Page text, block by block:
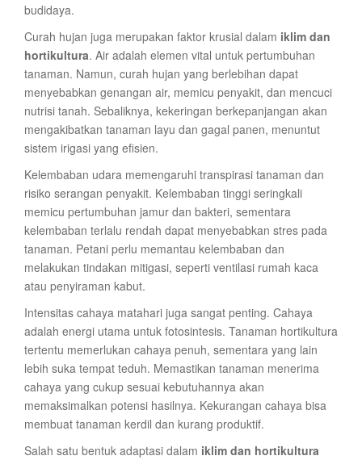
budidaya.
Curah hujan juga merupakan faktor krusial dalam iklim dan
hortikultura. Air adalah elemen vital untuk pertumbuhan
tanaman. Namun, curah hujan yang berlebihan dapat
menyebabkan genangan air, memicu penyakit, dan mencuci
nutrisi tanah. Sebaliknya, kekeringan berkepanjangan akan
mengakibatkan tanaman layu dan gagal panen, menuntut
sistem irigasi yang efisien.
Kelembaban udara memengaruhi transpirasi tanaman dan
risiko serangan penyakit. Kelembaban tinggi seringkali
memicu pertumbuhan jamur dan bakteri, sementara
kelembaban terlalu rendah dapat menyebabkan stres pada
tanaman. Petani perlu memantau kelembaban dan
melakukan tindakan mitigasi, seperti ventilasi rumah kaca
atau penyiraman kabut.
Intensitas cahaya matahari juga sangat penting. Cahaya
adalah energi utama untuk fotosintesis. Tanaman hortikultura
tertentu memerlukan cahaya penuh, sementara yang lain
lebih suka tempat teduh. Memastikan tanaman menerima
cahaya yang cukup sesuai kebutuhannya akan
memaksimalkan potensi hasilnya. Kekurangan cahaya bisa
membuat tanaman kerdil dan kurang produktif.
Salah satu bentuk adaptasi dalam iklim dan hortikultura